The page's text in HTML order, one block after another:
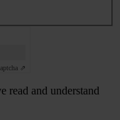
⇗
and understand